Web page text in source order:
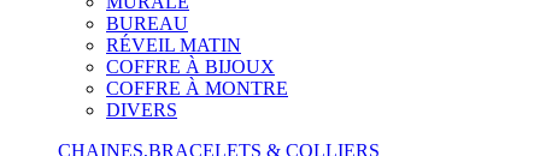
BUREAU
RÉVEIL MATIN
COFFRE À BIJOUX
COFFRE À MONTRE
DIVERS
CHAINES,BRACELETS & COLLIERS